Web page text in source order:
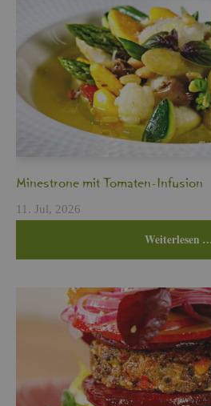
Min­es­tro­ne mit To­ma­ten-In­fu­si­on
11. Jul, 2026
Wei­ter­le­sen